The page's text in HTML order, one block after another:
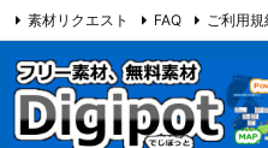
素材リクエスト FAQ ご利用規
当サイト（Digipot.net）について